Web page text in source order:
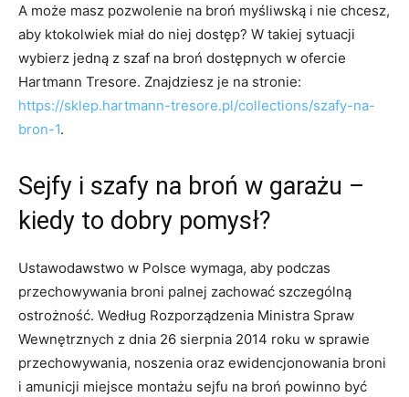
A może masz pozwolenie na broń myśliwską i nie chcesz,
aby ktokolwiek miał do niej dostęp? W takiej sytuacji
wybierz jedną z szaf na broń dostępnych w ofercie
Hartmann Tresore. Znajdziesz je na stronie:
https://sklep.hartmann-tresore.pl/collections/szafy-na-
bron-1.
Sejfy i szafy na broń w garażu –
kiedy to dobry pomysł?
Ustawodawstwo w Polsce wymaga, aby podczas
przechowywania broni palnej zachować szczególną
ostrożność. Według Rozporządzenia Ministra Spraw
Wewnętrznych z dnia 26 sierpnia 2014 roku w sprawie
przechowywania, noszenia oraz ewidencjonowania broni
i amunicji miejsce montażu sejfu na broń powinno być